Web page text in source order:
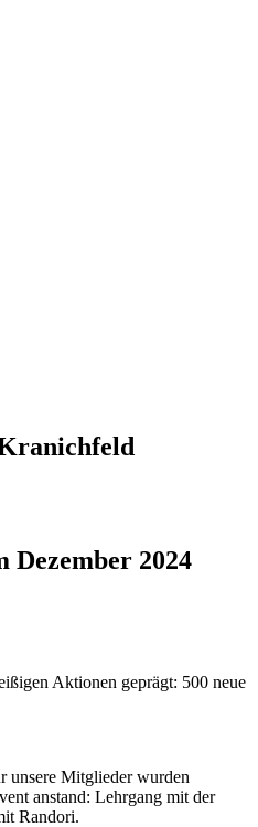
Dezember 2024
Aktionen geprägt: 500 neue
unsere Mitglieder wurden
anstand: Lehrgang mit der
Randori.